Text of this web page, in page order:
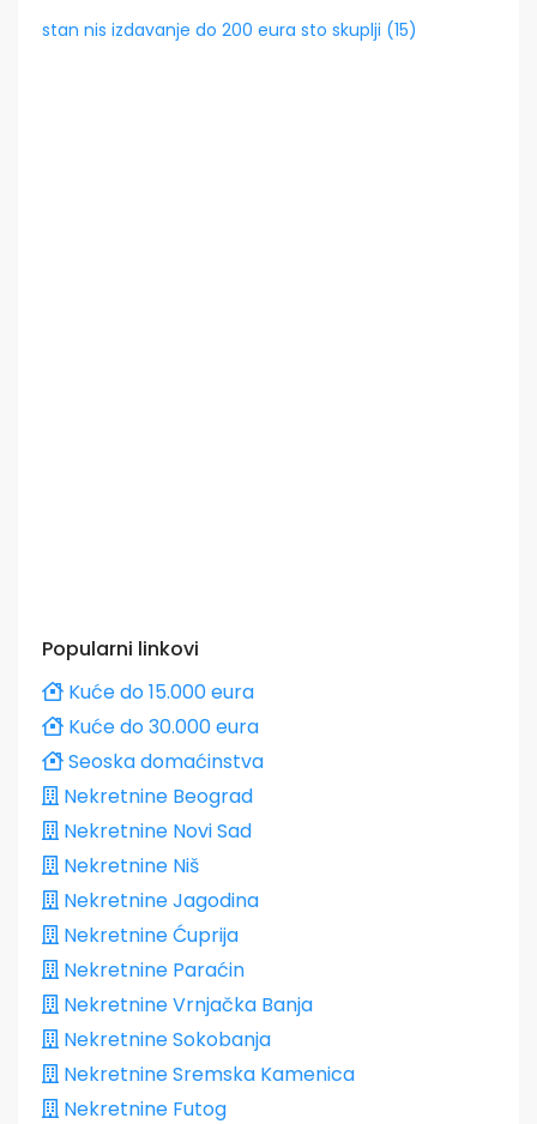
stan nis izdavanje do 200 eura sto skuplji (15)
Popularni linkovi
Kuće do 15.000 eura
Kuće do 30.000 eura
Seoska domaćinstva
Nekretnine Beograd
Nekretnine Novi Sad
Nekretnine Niš
Nekretnine Jagodina
Nekretnine Ćuprija
Nekretnine Paraćin
Nekretnine Vrnjačka Banja
Nekretnine Sokobanja
Nekretnine Sremska Kamenica
Nekretnine Futog